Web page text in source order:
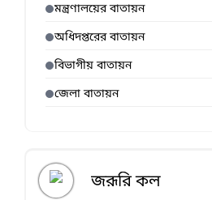
মন্ত্রণালয়ের বাতায়ন
অধিদপ্তরের বাতায়ন
বিভাগীয় বাতায়ন
জেলা বাতায়ন
জরূরি কল